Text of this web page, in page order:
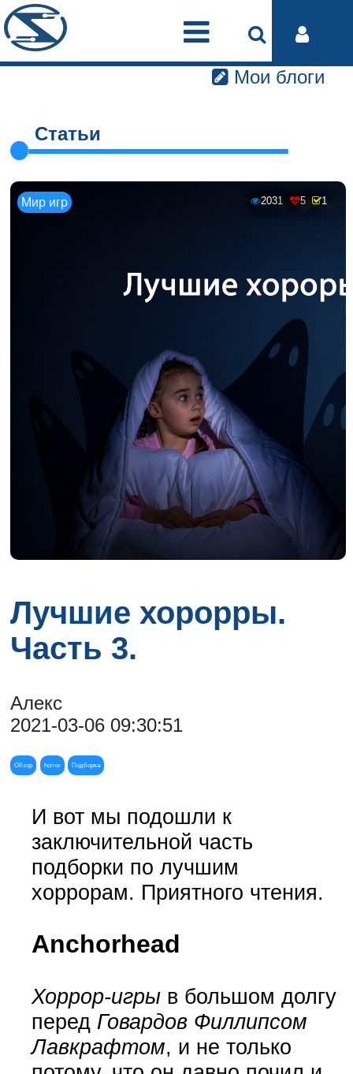
Мои блоги
Статьи
Мир игр 2031 5 1
Лучшие хорорры.
Часть 3.
Алекс
2021-03-06 09:30:51
Обзор horror Подборка
И вот мы подошли к
заключительной часть
подборки по лучшим
хоррорам. Приятного чтения.
Anchorhead
Хоррор-игрыв большом долгу
перед Говардов Филлипсом
Лавкрафтом, и не только